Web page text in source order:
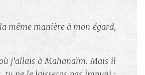
même manière à mon égard,
j'allais à Mahanaïm. Mais il